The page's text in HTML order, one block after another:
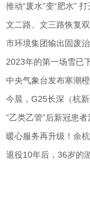
推动“废水”变“肥水” 打
文二路、文三路恢复
市环境集团输出固废治
2023年的第一场雪已
中央气象台发布寒潮
今晨，G25长深（杭新
“乙类乙管”后新冠患者
暖心服务再升级！余
退役10年后，36岁的